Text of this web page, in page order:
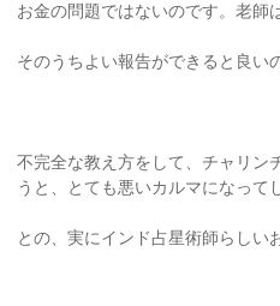
お金の問題ではないのです。老師
そのうちよい報告ができると良い
不完全な教え方をして、チャリン
うと、とても悪いカルマになって
との、実にインド占星術師らしい